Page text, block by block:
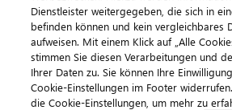
DATEV-Newsletter
Kontaktieren Sie
Dienstleister weitergegeben, die sich in
befinden können und kein vergleichbares
aufweisen. Mit einem Klick auf „Alle
stimmen Sie diesen Verarbeitungen und
Ihrer Daten zu. Sie können Ihre
Cookie-Einstellungen im Footer
die Cookie-Einstellungen, um mehr zu